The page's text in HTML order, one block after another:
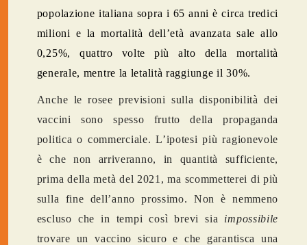
popolazione italiana sopra i 65 anni è circa tredici
milioni e la mortalità dell’età avanzata sale allo
0,25%, quattro volte più alto della mortalità
generale, mentre la letalità raggiunge il 30%.
Anche le rosee previsioni sulla disponibilità dei
vaccini sono spesso frutto della propaganda
politica o commerciale. L’ipotesi più ragionevole
è che non arriveranno, in quantità sufficiente,
prima della metà del 2021, ma scommetterei di più
sulla fine dell’anno prossimo. Non è nemmeno
escluso che in tempi così brevi sia impossibile
trovare un vaccino sicuro e che garantisca una